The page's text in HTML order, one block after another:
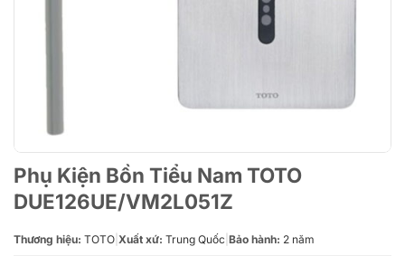
Phụ Kiện Bồn Tiểu Nam TOTO
DUE126UE/VM2L051Z
Thương hiệu: TOTO Xuất xứ: Trung Quốc Bảo hành: 2 năm